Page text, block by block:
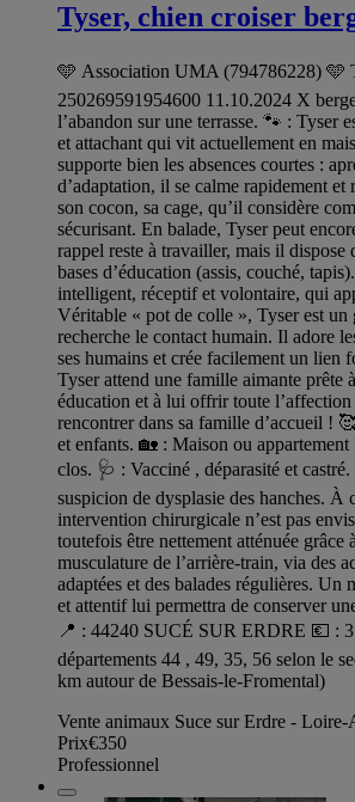
Tyser, chien croiser
🩵 Association UMA (794786228) 🩵
250269591954600 11.10.2024 X
l’abandon sur une terrasse. 🐾 : Tyser
et attachant qui vit actuellement en
supporte bien les absences courtes :
d’adaptation, il se calme rapidement
son cocon, sa cage, qu’il considère
sécurisant. En balade, Tyser peut
rappel reste à travailler, mais il dispose
bases d’éducation (assis, couché,
intelligent, réceptif et volontaire, qui
Véritable « pot de colle », Tyser est un
recherche le contact humain. Il adore
ses humains et crée facilement un lien
Tyser attend une famille aimante prête
éducation et à lui offrir toute
rencontrer dans sa famille d’accueil !
et enfants. 🏡 : Maison ou
clos. 🩺 : Vacciné , déparasité et
suspicion de dysplasie des hanches. À
intervention chirurgicale n’est pas
toutefois être nettement atténuée grâce
musculature de l’arrière-train, via des
adaptées et des balades régulières. Un
et attentif lui permettra de conserver
📍 : 44240 SUCÉ SUR ERDRE 💶 :
départements 44 , 49, 35, 56 selon le
km autour de Bessais-le-Fromental)
Vente animaux Suce sur Erdre -
Prix€350
Professionnel